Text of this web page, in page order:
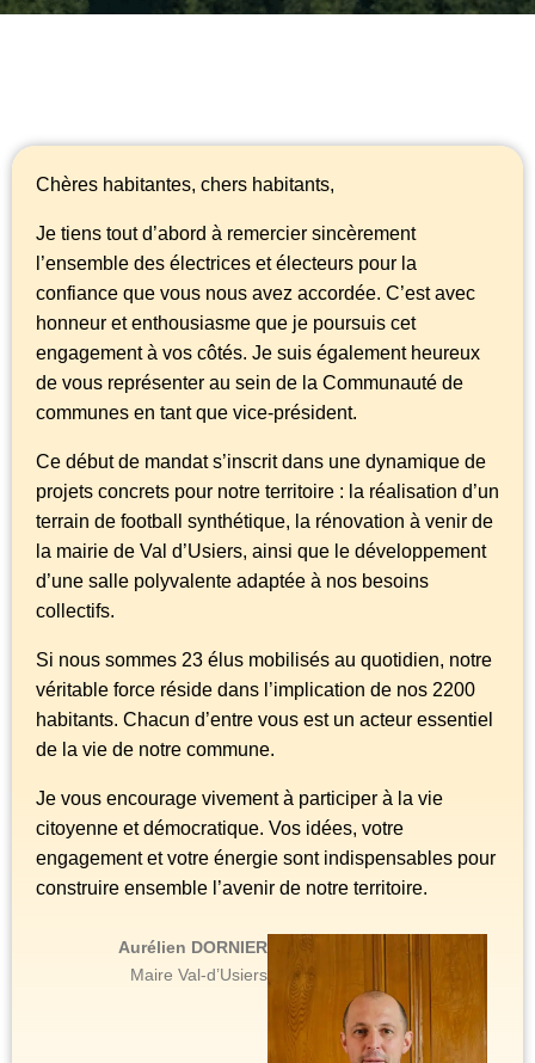
Chères habitantes, chers habitants,
Je tiens tout d’abord à remercier sincèrement
l’ensemble des électrices et électeurs pour la
confiance que vous nous avez accordée. C’est avec
honneur et enthousiasme que je poursuis cet
engagement à vos côtés. Je suis également heureux
de vous représenter au sein de la Communauté de
communes en tant que vice-président.
Ce début de mandat s’inscrit dans une dynamique de
projets concrets pour notre territoire : la réalisation d’un
terrain de football synthétique, la rénovation à venir de
la mairie de Val d’Usiers, ainsi que le développement
d’une salle polyvalente adaptée à nos besoins
collectifs.
Si nous sommes 23 élus mobilisés au quotidien, notre
véritable force réside dans l’implication de nos 2200
habitants. Chacun d’entre vous est un acteur essentiel
de la vie de notre commune.
Je vous encourage vivement à participer à la vie
citoyenne et démocratique. Vos idées, votre
engagement et votre énergie sont indispensables pour
construire ensemble l’avenir de notre territoire.
Aurélien DORNIER
Maire Val-d’Usiers